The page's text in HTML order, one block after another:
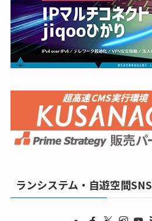
ランシステム・自遊空間SNS